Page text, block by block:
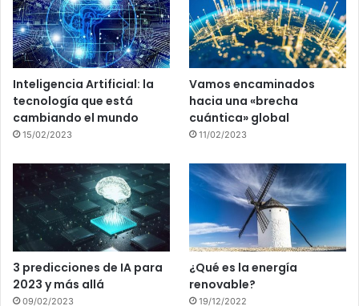
Inteligencia Artificial: la
tecnología que está
cambiando el mundo
15/02/2023
Vamos encaminados
hacia una «brecha
cuántica» global
11/02/2023
3 predicciones de IA para
2023 y más allá
09/02/2023
¿Qué es la energía
renovable?
19/12/2022